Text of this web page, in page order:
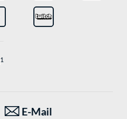
1
E-Mail